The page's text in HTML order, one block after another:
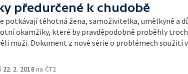
předurčené k chudobě
potkávají těhotná žena, samoživitelka, umělkyně a
okamžiky, které by pravděpodobně proběhly
muži. Dokument z nové série o problémech soužití
22. 2. 2018 na ČT2